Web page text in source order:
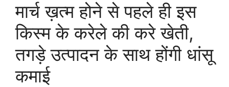
मार्च ख़त्म होने से पहले ही इस
किस्म के करेले की करे खेती,
तगड़े उत्पादन के साथ होंगी धांसू
कमाई